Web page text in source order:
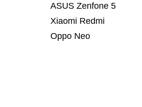
Oppo Neo
Xiaomi Redmi
ASUS Zenfone 5